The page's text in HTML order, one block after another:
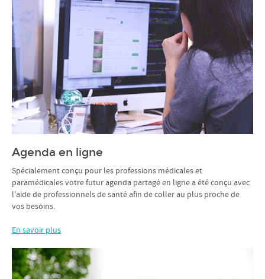
Agenda en ligne
Spécialement conçu pour les professions médicales et
paramédicales votre futur agenda partagé en ligne a été conçu avec
l'aide de professionnels de santé afin de coller au plus proche de
vos besoins.
En savoir plus